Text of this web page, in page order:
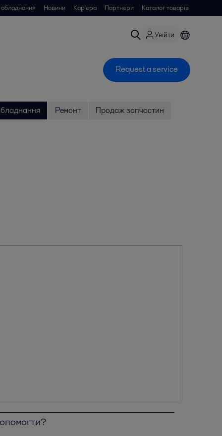
Новини Кар'єра Партнери Каталог товарів
Увійти
Request a service
Ремонт Продаж запчастин